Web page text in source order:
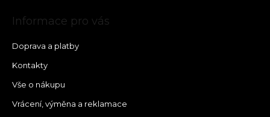
Informace pro vás
Doprava a platby
Kontakty
Vše o nákupu
Vrácení, výměna a reklamace